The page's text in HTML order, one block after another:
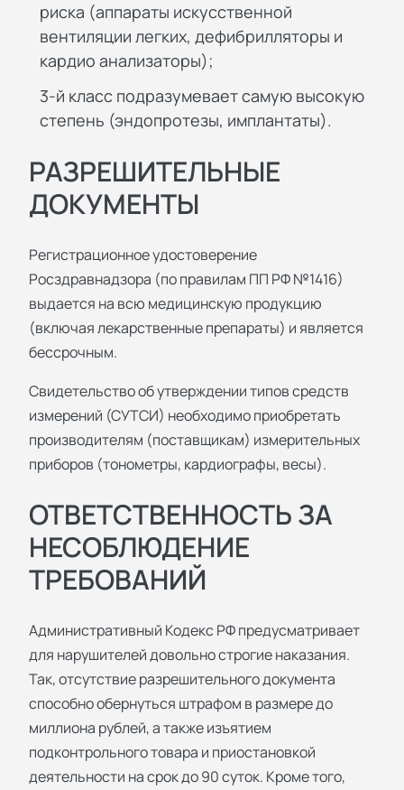
риска (аппараты искусственной
вентиляции легких, дефибрилляторы и
кардио анализаторы);
3-й класс подразумевает самую высокую
степень (эндопротезы, имплантаты).
РАЗРЕШИТЕЛЬНЫЕ
ДОКУМЕНТЫ
Регистрационное удостоверение
Росздравнадзора (по правилам ПП РФ №1416)
выдается на всю медицинскую продукцию
(включая лекарственные препараты) и является
бессрочным.
Свидетельство об утверждении типов средств
измерений (СУТСИ) необходимо приобретать
производителям (поставщикам) измерительных
приборов (тонометры, кардиографы, весы).
ОТВЕТСТВЕННОСТЬ ЗА
НЕСОБЛЮДЕНИЕ
ТРЕБОВАНИЙ
Административный Кодекс РФ предусматривает
для нарушителей довольно строгие наказания.
Так, отсутствие разрешительного документа
способно обернуться штрафом в размере до
миллиона рублей, а также изъятием
подконтрольного товара и приостановкой
деятельности на срок до 90 суток. Кроме того,